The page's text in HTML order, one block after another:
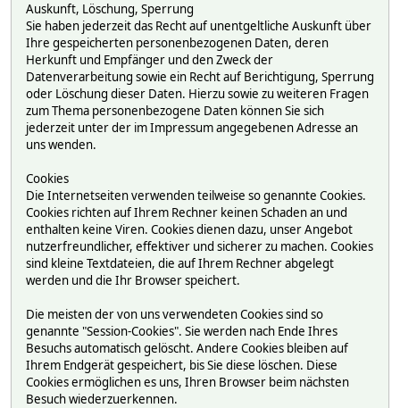
Auskunft, Löschung, Sperrung
Sie haben jederzeit das Recht auf unentgeltliche Auskunft über
Ihre gespeicherten personenbezogenen Daten, deren
Herkunft und Empfänger und den Zweck der
Datenverarbeitung sowie ein Recht auf Berichtigung, Sperrung
oder Löschung dieser Daten. Hierzu sowie zu weiteren Fragen
zum Thema personenbezogene Daten können Sie sich
jederzeit unter der im Impressum angegebenen Adresse an
uns wenden.
Cookies
Die Internetseiten verwenden teilweise so genannte Cookies.
Cookies richten auf Ihrem Rechner keinen Schaden an und
enthalten keine Viren. Cookies dienen dazu, unser Angebot
nutzerfreundlicher, effektiver und sicherer zu machen. Cookies
sind kleine Textdateien, die auf Ihrem Rechner abgelegt
werden und die Ihr Browser speichert.
Die meisten der von uns verwendeten Cookies sind so
genannte "Session-Cookies". Sie werden nach Ende Ihres
Besuchs automatisch gelöscht. Andere Cookies bleiben auf
Ihrem Endgerät gespeichert, bis Sie diese löschen. Diese
Cookies ermöglichen es uns, Ihren Browser beim nächsten
Besuch wiederzuerkennen.